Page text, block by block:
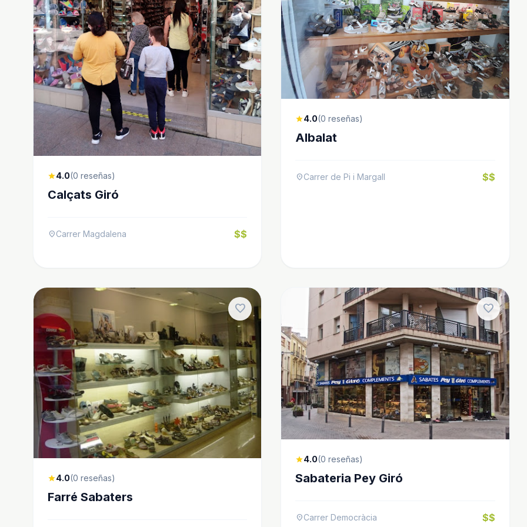
star4.0(0 reseñas)
Calçats Giró
location_onCarrer Magdalena $$
star4.0(0 reseñas)
Albalat
location_onCarrer de Pi i Margall $$
favorite
star4.0(0 reseñas)
Farré Sabaters
favorite
star4.0(0 reseñas)
Sabateria Pey Giró
location_onCarrer Democràcia $$